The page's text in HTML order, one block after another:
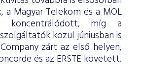
a Magyar Telekom és a MOL
koncentrálódott, míg a
közül júniusban is
zárt az első helyen,
és az ERSTE követett.